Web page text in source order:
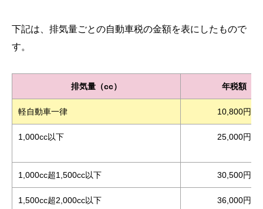
下記は、排気量ごとの自動車税の金額を表にしたもので
す。
排気量（cc） 年税額
軽自動車一律 10,800円
1,000cc以下 25,000円
1,000cc超1,500cc以下 30,500円
1,500cc超2,000cc以下 36,000円